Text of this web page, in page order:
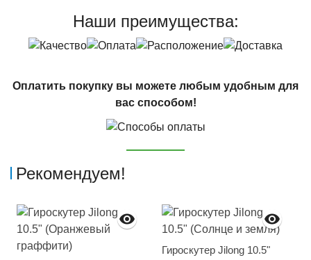
Наши преимущества:
Оплатить покупку вы можете любым удобным для
вас способом!
Рекомендуем!
Гироскутер Jilong 10.5"